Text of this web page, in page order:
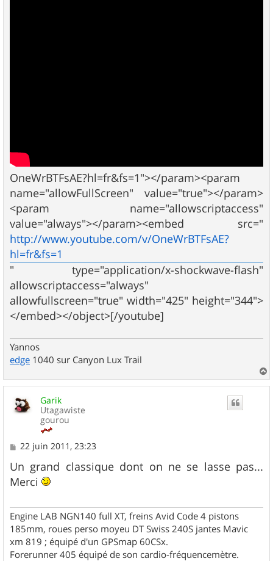
OneWrBTFsAE?hl=fr&fs=1"></param><param
name="allowFullScreen" value="true"></param>
<param name="allowscriptaccess"
value="always"></param><embed src="
http://www.youtube.com/v/OneWrBTFsAE?
hl=fr&fs=1
" type="application/x-shockwave-flash"
allowscriptaccess="always"
allowfullscreen="true" width="425" height="344">
</embed></object>[/youtube]
Yannos
edge 1040 sur Canyon Lux Trail
a
Garik
Utagawiste
gourou
M
s
s
a
22 juin 2011, 23:23
Un grand classique dont on ne se lasse pas...
Merci
Engine LAB NGN140 full XT, freins Avid Code 4 pistons
185mm, roues perso moyeu DT Swiss 240S jantes Mavic
xm 819 ; équipé d'un GPSmap 60CSx.
Forerunner 405 équipé de son cardio-fréquencemètre.